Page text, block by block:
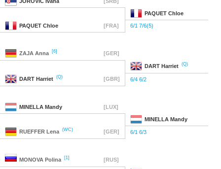
PAQUET Chloe
PAQUET Chloe [FRA] 6/1 7/6(5)
ZAJA Anna [6] [GER]
DART Harriet (Q)
DART Harriet (Q) [GBR] 6/4 6/2
MINELLA Mandy [LUX]
MINELLA Mandy
RUEFFER Lena (WC) [GER] 6/1 6/3
MONOVA Polina [1] [RUS]